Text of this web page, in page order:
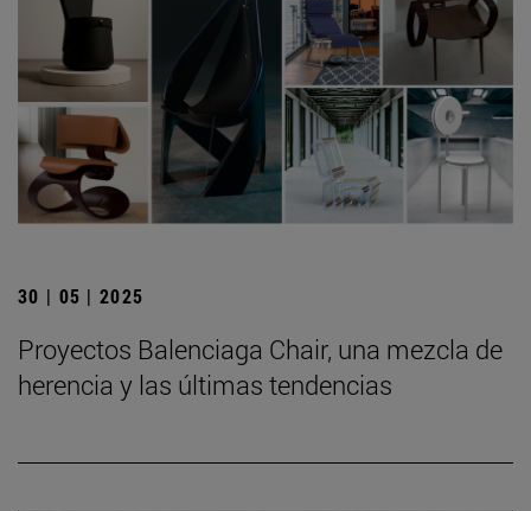
30 | 05 | 2025
Proyectos Balenciaga Chair, una mezcla de
herencia y las últimas tendencias